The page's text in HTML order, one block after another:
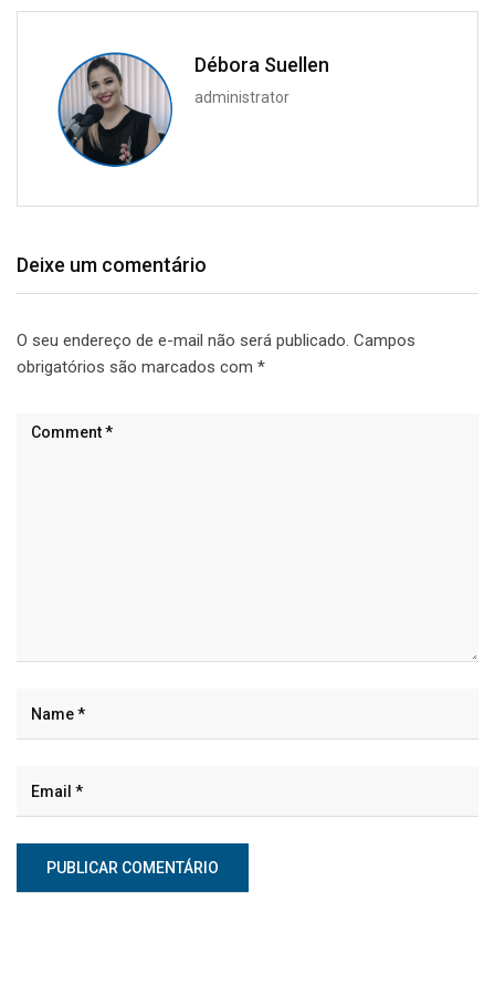
Débora Suellen
administrator
Deixe um comentário
O seu endereço de e-mail não será publicado. Campos
obrigatórios são marcados com *